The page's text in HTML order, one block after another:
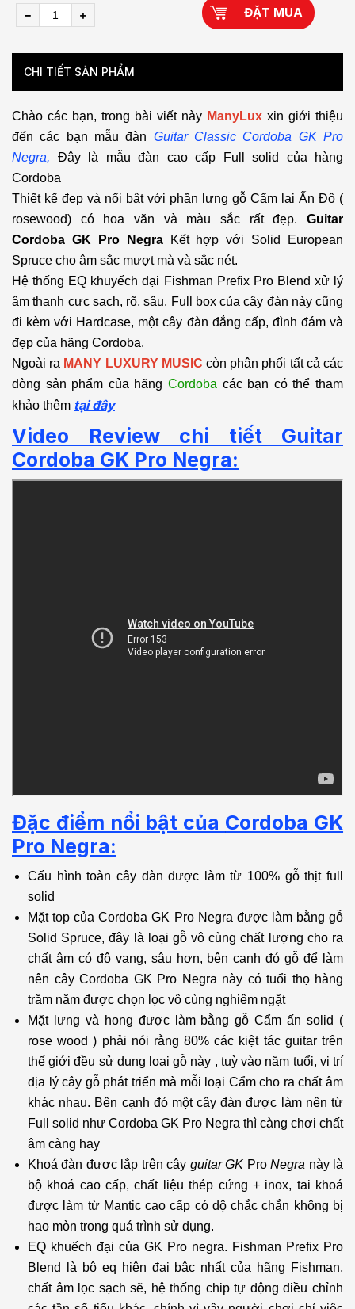
ĐẶT MUA
CHI TIẾT SẢN PHẨM
Chào các bạn, trong bài viết này ManyLux xin giới thiệu
đến các bạn mẫu đàn Guitar Classic Cordoba GK Pro
Negra,
Đây là mẫu đàn cao cấp Full solid của hàng
Cordoba
Thiết kế đẹp và nổi bật với phần lưng gỗ Cẩm lai Ấn Độ (
rosewood) có hoa văn và màu sắc rất đẹp. Guitar
Cordoba GK Pro NegraKết hợp với Solid European
Spruce cho âm sắc mượt mà và sắc nét.
Hệ thống EQ khuyếch đại Fishman Prefix Pro Blend xử lý
âm thanh cực sạch, rõ, sâu. Full box của cây đàn này cũng
đi kèm với Hardcase, một cây đàn đẳng cấp, đình đám và
đẹp của hãng Cordoba.
Ngoài ra MANY LUXURY MUSIC còn phân phối tất cả các
dòng sản phẩm của hãng Cordoba các bạn có thể tham
khảo thêm tại đây
Video Review chi tiết Guitar
Cordoba GK Pro Negra:
Đặc điểm nổi bật của Cordoba GK
Pro Negra:
Cấu hình toàn cây đàn được làm từ 100% gỗ thịt full
solid
Mặt top của Cordoba GK Pro Negra được làm bằng gỗ
Solid Spruce, đây là loại gỗ vô cùng chất lượng cho ra
chất âm có độ vang, sâu hơn, bên cạnh đó gỗ để làm
nên cây Cordoba GK Pro Negra này có tuổi thọ hàng
trăm năm được chọn lọc vô cùng nghiêm ngặt
Mặt lưng và hong được làm bằng gỗ Cẩm ấn solid (
rose wood ) phải nói rằng 80% các kiệt tác guitar trên
thế giới đều sử dụng loại gỗ này , tuỳ vào năm tuổi, vị trí
địa lý cây gỗ phát triển mà mỗi loại Cẩm cho ra chất âm
khác nhau. Bên cạnh đó một cây đàn được làm nên từ
Full solid như Cordoba GK Pro Negra thì càng chơi chất
âm càng hay
Khoá đàn được lắp trên cây guitar GK ProNegra này là
bộ khoá cao cấp, chất liệu thép cứng + inox, tai khoá
được làm từ Mantic cao cấp có dộ chắc chắn không bị
hao mòn trong quá trình sử dụng.
EQ khuếch đại của GK Pro negra. Fishman Prefix Pro
Blend là bộ eq hiện đại bậc nhất của hãng Fishman,
chất âm lọc sạch sẽ, hệ thống chip tự động điều chỉnh